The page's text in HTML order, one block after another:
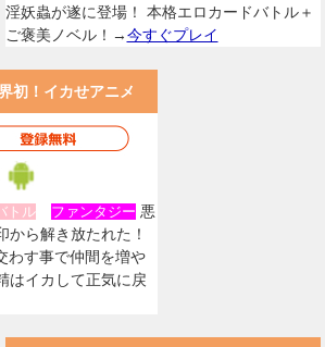
淫妖蟲が遂に登場！ 本格エロカードバトル＋
ご褒美ノベル！→今すぐプレイ
初！イカせアニメ
トル ファンタジー 悪
から解き放たれた！
わす事で仲間を増や
はイカして正気に戻